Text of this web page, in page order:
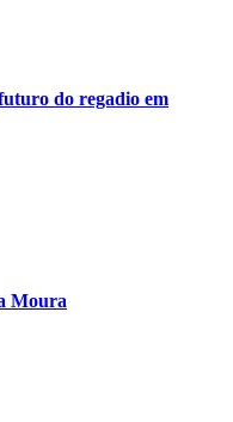
do regadio em
Moura